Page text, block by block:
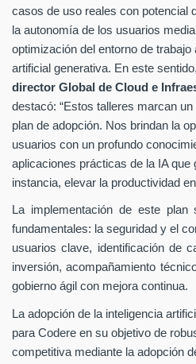
casos de uso reales con potencial
la autonomía de los usuarios
optimización del entorno de
artificial generativa. En este sentido,
director Global de Cloud e
destacó: “Estos talleres marcan
plan de adopción. Nos brindan la
usuarios con un profundo
aplicaciones prácticas de la IA que
instancia, elevar la productividad
La implementación de este
fundamentales: la seguridad y el
usuarios clave, identificación de
inversión, acompañamiento
gobierno ágil con mejora continua.
La adopción de la inteligencia
para Codere en su objetivo de
competitiva mediante la adopción